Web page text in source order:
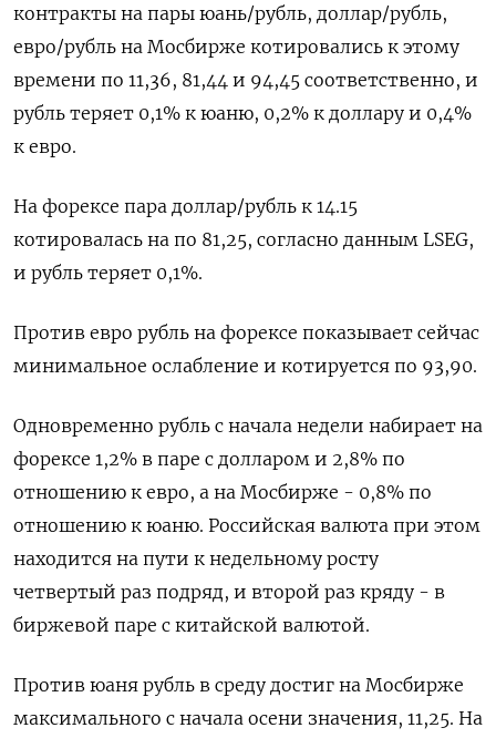
контракты на пары юань/рубль, доллар/рубль,
евро/рубль на Мосбирже котировались к этому
времени по 11,36, 81,44 и 94,45 соответственно, и
рубль теряет 0,1% к юаню, 0,2% к доллару и 0,4%
к евро.
На форексе пара доллар/рубль к 14.15
котировалась на по 81,25, согласно данным LSEG,
и рубль теряет 0,1%.
Против евро рубль на форексе показывает сейчас
минимальное ослабление и котируется по 93,90.
Одновременно рубль с начала недели набирает на
форексе 1,2% в паре с долларом и 2,8% по
отношению к евро, а на Мосбирже - 0,8% по
отношению к юаню. Российская валюта при этом
находится на пути к недельному росту
четвертый раз подряд, и второй раз кряду - в
биржевой паре с китайской валютой.
Против юаня рубль в среду достиг на Мосбирже
максимального с начала осени значения, 11,25. На